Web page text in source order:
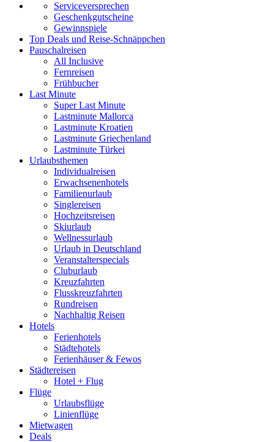
Serviceversprechen
Geschenkgutscheine
Gewinnspiele
Top Deals und Reise-Schnäppchen
Pauschalreisen
All Inclusive
Fernreisen
Frühbucher
Last Minute
Super Last Minute
Lastminute Mallorca
Lastminute Kroatien
Lastminute Griechenland
Lastminute Türkei
Urlaubsthemen
Individualreisen
Erwachsenenhotels
Familienurlaub
Singlereisen
Hochzeitsreisen
Skiurlaub
Wellnessurlaub
Urlaub in Deutschland
Veranstalterspecials
Cluburlaub
Kreuzfahrten
Flusskreuzfahrten
Rundreisen
Nachhaltig Reisen
Hotels
Ferienhotels
Städtehotels
Ferienhäuser & Fewos
Städtereisen
Hotel + Flug
Flüge
Urlaubsflüge
Linienflüge
Mietwagen
Deals